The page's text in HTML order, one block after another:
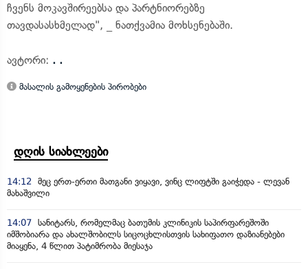
ჩვენს მოკავშირეებსა და პარტნიორებზე
თავდასასხმელად", _ ნათქვამია მოხსენებაში.
ავტორი: . .
მასალის გამოყენების პირობები
დღის სიახლეები
14:12 მეც ერთ-ერთი მათგანი ვიყავი, ვინც ლიფტში გაიჭედა - ლევან
მახაშვილი
14:07 სანიტარს, რომელმაც ბათუმის კლინიკის საპირფარეშოში
იმშობიარა და ახალშობილს სიცოცხლისთვის სახიფათო დაზიანებები
მიაყენა, 4 წლით პატიმრობა მიესაჯა